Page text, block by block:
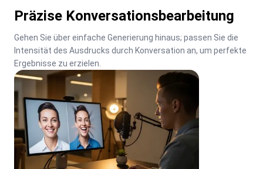
Präzise Konversationsbearbeitung
Gehen Sie über einfache Generierung hinaus; passen Sie die
Intensität des Ausdrucks durch Konversation an, um perfekte
Ergebnisse zu erzielen.